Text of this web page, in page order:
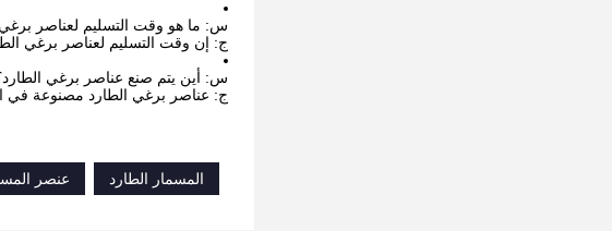
س: ما هو وقت التسليم لعناصر برغي
ج: إن وقت التسليم لعناصر برغي الطارد
س: أين يتم صنع عناصر برغي
ج: عناصر برغي الطارد مصنوعة في
المسمار الطارد
عنصر